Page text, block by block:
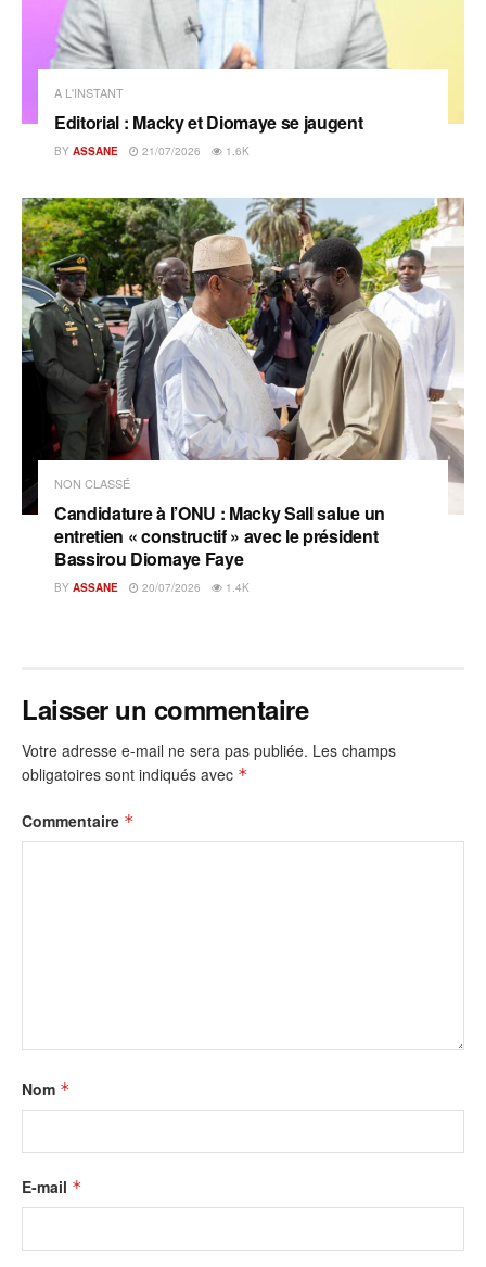
A L'INSTANT
Editorial : Macky et Diomaye se jaugent
BY ASSANE 21/07/2026 1.6K
NON CLASSÉ
Candidature à l’ONU : Macky Sall salue un
entretien « constructif » avec le président
Bassirou Diomaye Faye
BY ASSANE 20/07/2026 1.4K
Laisser un commentaire
Votre adresse e-mail ne sera pas publiée. Les champs
obligatoires sont indiqués avec *
Commentaire *
Nom *
E-mail *